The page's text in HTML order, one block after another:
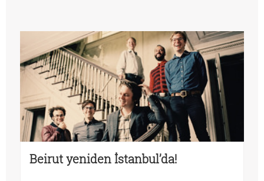
Beirut yeniden İstanbul’da!